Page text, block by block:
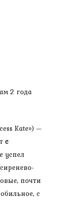
2 года
Kate») —
с
успел
почти
с